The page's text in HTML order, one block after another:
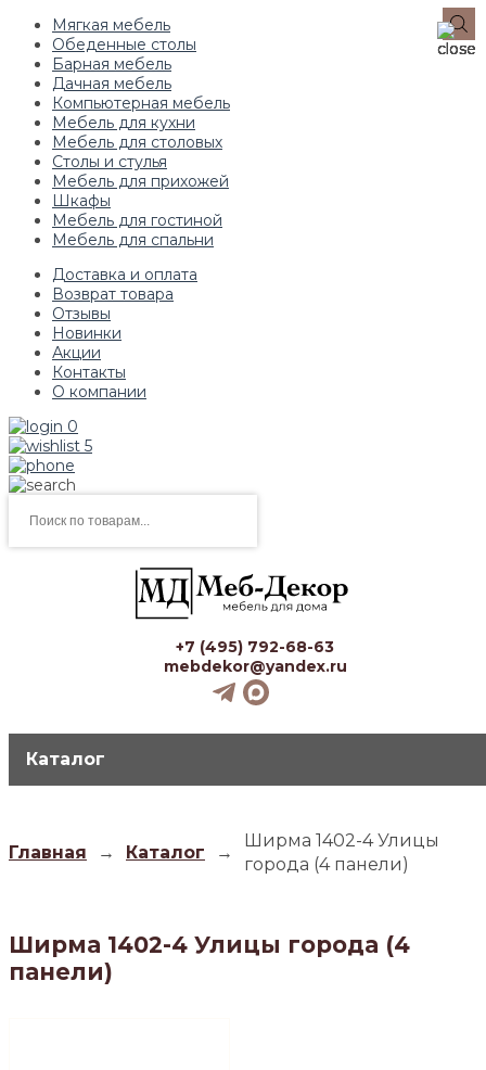
Мягкая мебель
Обеденные столы
Барная мебель
Дачная мебель
Компьютерная мебель
Мебель для кухни
Мебель для столовых
Столы и стулья
Мебель для прихожей
Шкафы
Мебель для гостиной
Мебель для спальни
Доставка и оплата
Возврат товара
Отзывы
Новинки
Акции
Контакты
О компании
0
5
товаров
+7 (495) 792-68-63
mebdekor@yandex.ru
Каталог
Главная → Каталог →
Ширма 1402-4 Улицы
города (4 панели)
Ширма 1402-4 Улицы города (4
панели)